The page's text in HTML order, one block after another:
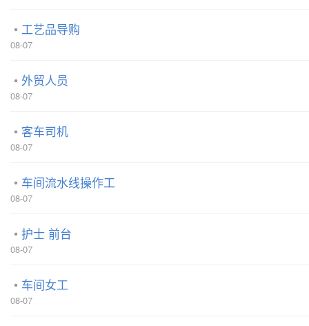
工艺品导购
08-07
外贸人员
08-07
客车司机
08-07
车间流水线操作工
08-07
护士 前台
08-07
车间女工
08-07